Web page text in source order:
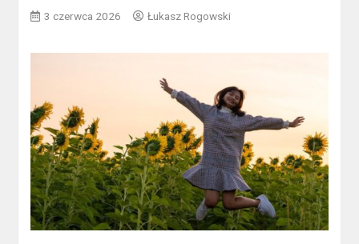
3 czerwca 2026 Łukasz Rogowski